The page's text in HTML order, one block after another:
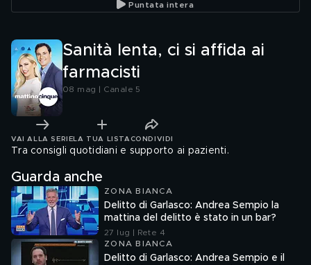
Puntata intera
Sanità lenta, ci si affida ai
farmacisti
08 mag | Canale 5
VAI ALLA SERIE LA TUA LISTA CONDIVIDI
Tra consigli quotidiani e supporto ai pazienti.
Guarda anche
ZONA BIANCA
Delitto di Garlasco: Andrea Sempio la
mattina del delitto è stato in un bar?
27 lug | Rete 4
ZONA BIANCA
Delitto di Garlasco: Andrea Sempio e il